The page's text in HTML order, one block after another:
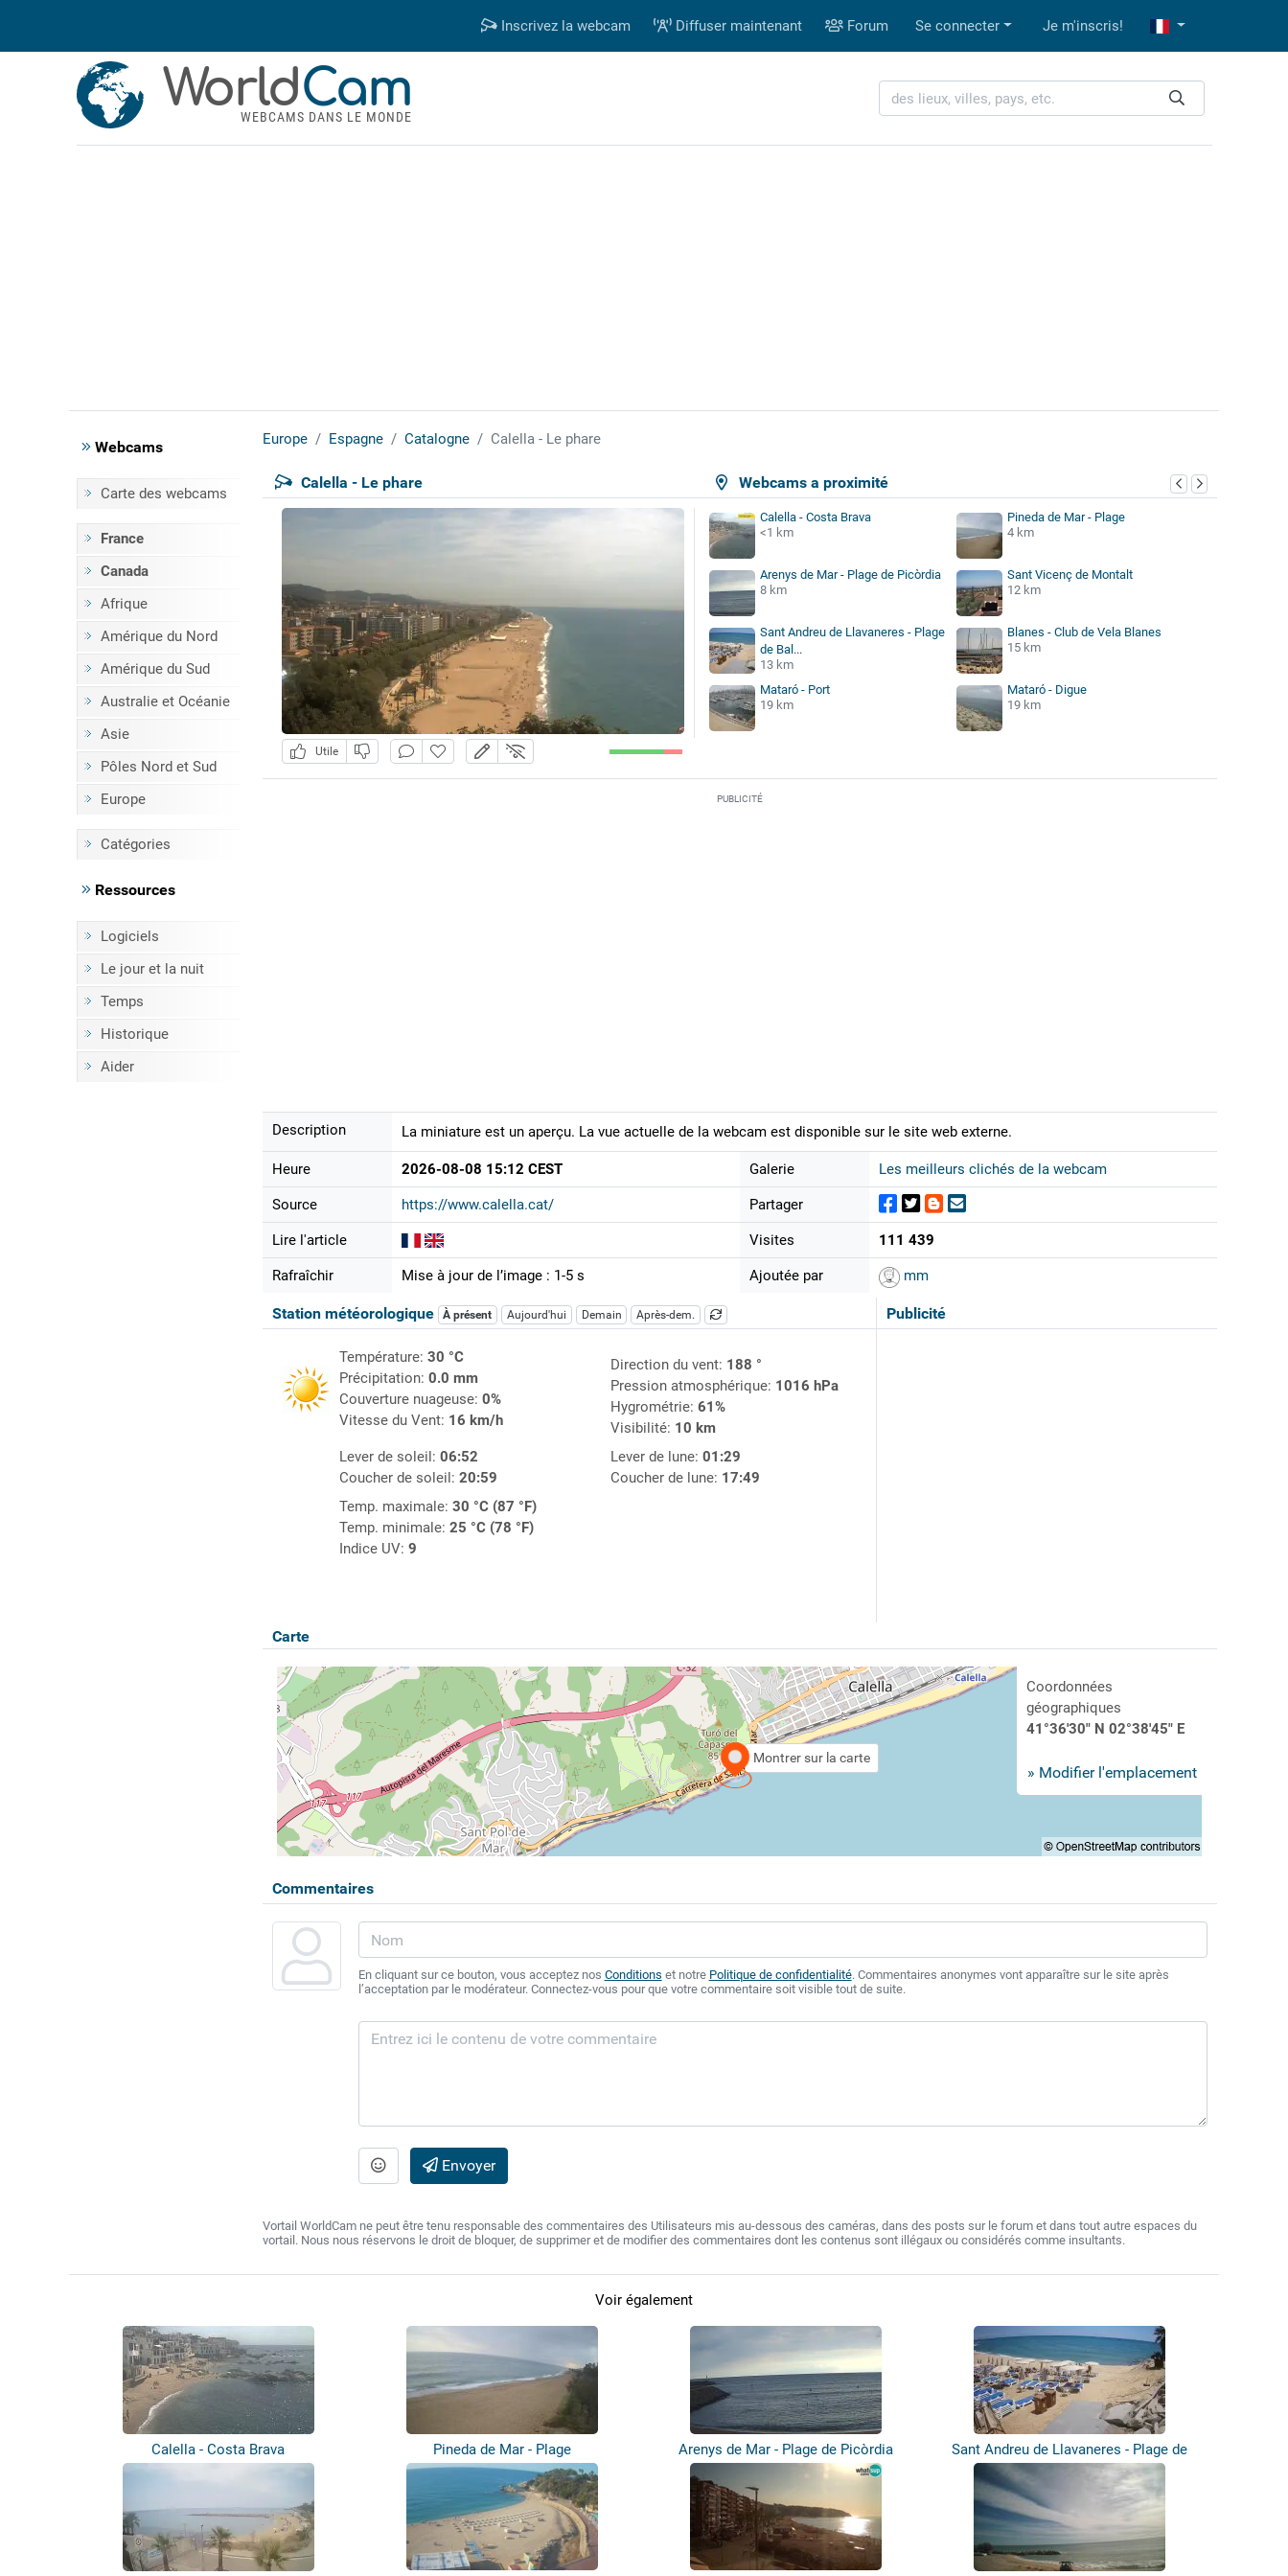
Inscrivez la webcam Diffuser maintenant Forum Se connecter Je m'inscris!
WorldCam
WEBCAMS DANS LE MONDE
Webcams
Carte des webcams
France
Canada
Afrique
Amérique du Nord
Amérique du Sud
Australie et Océanie
Asie
Pôles Nord et Sud
Europe
Catégories
Ressources
Logiciels
Le jour et la nuit
Temps
Historique
Aider
Europe Espagne Catalogne Calella - Le phare
Webcams a proximité
Calella - Le phare
Utile
Calella - Costa Brava
<1 km
Pineda de Mar - Plage
4 km
Arenys de Mar - Plage de Picòrdia
8 km
Sant Vicenç de Montalt
12 km
Sant Andreu de Llavaneres - Plage
de Bal...
13 km
Blanes - Club de Vela Blanes
15 km
Mataró - Port
19 km
Mataró - Digue
19 km
PUBLICITÉ
Description La miniature est un aperçu. La vue actuelle de la webcam est disponible sur le site web externe.
Heure 2026-08-08 15:12 CEST
Source https://www.calella.cat/
Lire l'article
Rafraîchir Mise à jour de l’image : 1-5 s
Galerie Les meilleurs clichés de la webcam
Partager
Visites 111 439
Ajoutée par mm
Publicité
Station météorologique À présent Aujourd'hui Demain Après-dem.
Température: 30 °C
Précipitation: 0.0 mm
Couverture nuageuse: 0%
Vitesse du Vent: 16 km/h
Direction du vent: 188 °
Pression atmosphérique: 1016 hPa
Hygrométrie: 61%
Visibilité: 10 km
Lever de soleil: 06:52
Coucher de soleil: 20:59
Lever de lune: 01:29
Coucher de lune: 17:49
Temp. maximale: 30 °C (87 °F)
Temp. minimale: 25 °C (78 °F)
Indice UV: 9
Carte
Montrer sur la carte
Coordonnées
géographiques
41°36'30" N 02°38'45" E
» Modifier l'emplacement
Commentaires
En cliquant sur ce bouton, vous acceptez nos Conditions et notre Politique de confidentialité. Commentaires anonymes vont apparaître sur le site après
l’acceptation par le modérateur. Connectez-vous pour que votre commentaire soit visible tout de suite.
Envoyer
Vortail WorldCam ne peut être tenu responsable des commentaires des Utilisateurs mis au-dessous des caméras, dans des posts sur le forum et dans tout autre espaces du
vortail. Nous nous réservons le droit de bloquer, de supprimer et de modifier des commentaires dont les contenus sont illégaux ou considérés comme insultants.
Voir également
Calella - Costa Brava Pineda de Mar - Plage Arenys de Mar - Plage de Picòrdia
Sant Andreu de Llavaneres - Plage de